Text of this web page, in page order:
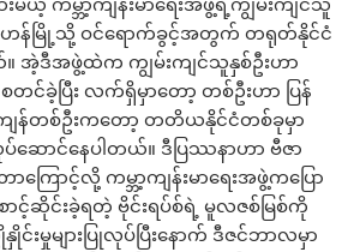
မယ့် ကမ္ဘာ့ကျန်းမာရေးအဖွဲ့ရဲ့ကျွမ်းကျင်သူ
န်မြို့သို့ ဝင်ရောက်ခွင့်အတွက် တရုတ်နိုင်ငံ
အဲ့ဒီအဖွဲ့ထဲက ကျွမ်းကျင်သူနှစ်ဦးဟာ
င်ခဲ့ပြီး လက်ရှိမှာတော့ တစ်ဦးဟာ ပြန်
န်တစ်ဦးကတော့ တတိယနိုင်ငံတစ်ခုမှာ
ပ်ဆောင်နေပါတယ်။ ဒီပြဿနာဟာ ဗီဇာ
ကြောင့်လို့ ကမ္ဘာ့ကျန်းမာရေးအဖွဲ့ကပြော
င့်ဆိုင်းခဲ့ရတဲ့ ဗိုင်းရပ်စ်ရဲ့ မူလဇစ်မြစ်ကို
င်းမှုများပြုလုပ်ပြီးနောက် ဒီဇင်ဘာလမှာ